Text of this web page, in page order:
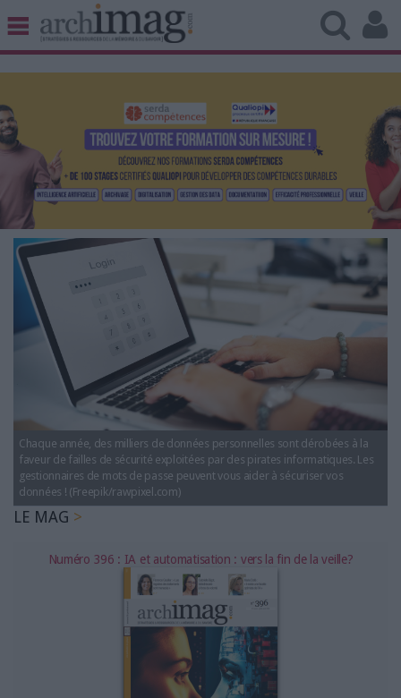
BIBLIOTHÈQUE ÉDITION
UNIVERS DATA
TRAVAIL COLLABORATIF
VIE NUMÉRIQUE
NUMÉRIQUE RESPONSABLE
LES DOSSIERS
LES NEWSLETTERS
LE MAGAZINE
LES GUIDES PRATIQUES
LES BASES DE DONNÉES
L'ESPACE EMPLOI
L'AGENDA
L'ANNUAIRE DES ACTEURS
LES SUPPLÉMENTS
NOS OFFRES D'ABONNEMENTS
Chaque année, des milliers de données personnelles sont dérobées à la
faveur de failles de sécurité exploitées par des pirates informatiques. Les
gestionnaires de mots de passe peuvent vous aider à sécuriser vos
données ! (Freepik/rawpixel.com)
LE MAG
Numéro 396 : IA et automatisation : vers la fin de la veille?